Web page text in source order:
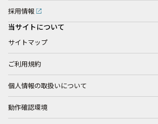
採用情報
当サイトについて
サイトマップ
ご利用規約
個人情報の取扱いについて
動作確認環境